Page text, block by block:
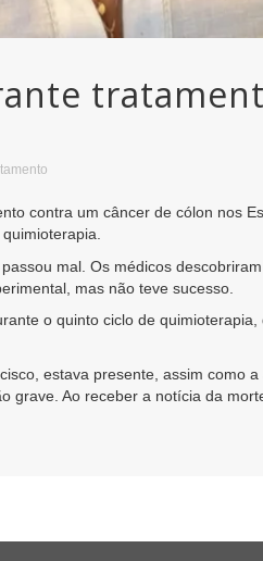
contra um câncer de cólon nos
mal. Os médicos
mas não teve sucesso.
o quinto ciclo de
estava presente, assim como
Ao receber a notícia da